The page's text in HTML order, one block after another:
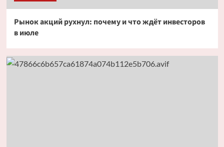
Рынок акций рухнул: почему и что ждёт инвесторов
в июле